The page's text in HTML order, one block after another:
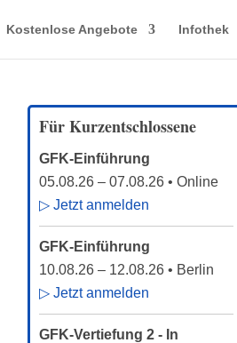
Kostenlose Angebote Infothek
Für Kurzentschlossene
GFK-Einführung
05.08.26 – 07.08.26• Online
▷ Jetzt anmelden
GFK-Einführung
10.08.26 – 12.08.26• Berlin
▷ Jetzt anmelden
GFK-Vertiefung 2 - In